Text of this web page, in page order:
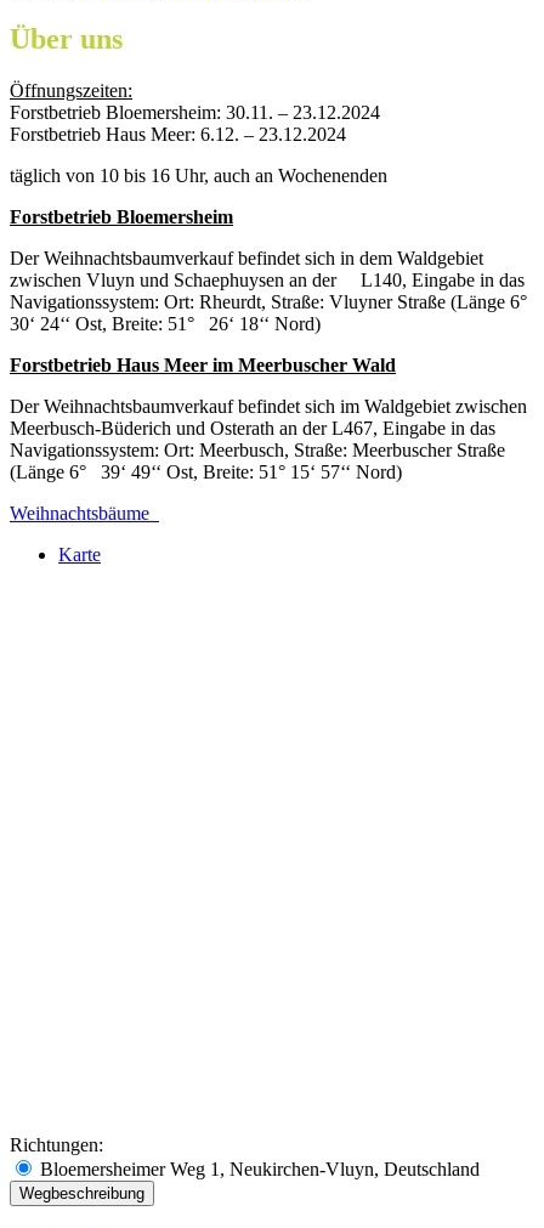
Über uns
Öffnungszeiten:
Forstbetrieb Bloemersheim: 30.11. – 23.12.2024
Forstbetrieb Haus Meer: 6.12. – 23.12.2024
täglich von 10 bis 16 Uhr, auch an Wochenenden
Forstbetrieb Bloemersheim
Der Weihnachtsbaumverkauf befindet sich in dem Waldgebiet
zwischen Vluyn und Schaephuysen an der L140, Eingabe in das
Navigationssystem: Ort: Rheurdt, Straße: Vluyner Straße (Länge 6°
30‘ 24‘‘ Ost, Breite: 51° 26‘ 18‘‘ Nord)
Forstbetrieb Haus Meer im Meerbuscher Wald
Der Weihnachtsbaumverkauf befindet sich im Waldgebiet zwischen
Meerbusch-Büderich und Osterath an der L467, Eingabe in das
Navigationssystem: Ort: Meerbusch, Straße: Meerbuscher Straße
(Länge 6° 39‘ 49‘‘ Ost, Breite: 51° 15‘ 57‘‘ Nord)
Weihnachtsbäume
Karte
Richtungen:
Bloemersheimer Weg 1, Neukirchen-Vluyn, Deutschland